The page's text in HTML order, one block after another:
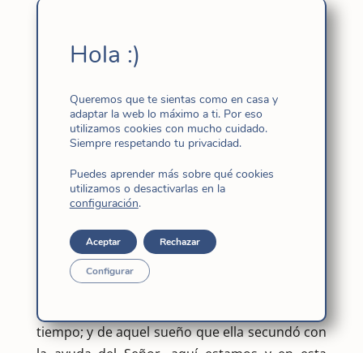
familia de Fe y Alegría. La semana pasada fue
están en Brasil y Perú la realidad sanitaria
higiene como el agua… han decidido seguir con
su compromiso de voluntariado a pesar de
todo o precisamente por haber descubierto
“aquí está ahora nuestro lugar”
ejemplo de entrega generosa.
Congregación los
151 de la inspiración que
recibió nuestra Fundadora
1869 de poner en marcha nuestra familia
tiempo; y de aquel sueño que ella secundó con
Hola :)
Queremos que te sientas como en casa y
adaptar la web lo máximo a ti. Por eso
utilizamos cookies con mucho cuidado.
Siempre respetando tu privacidad.
Puedes aprender más sobre qué cookies
utilizamos o desactivarlas en la
configuración.
Aceptar Rechazar
Configurar